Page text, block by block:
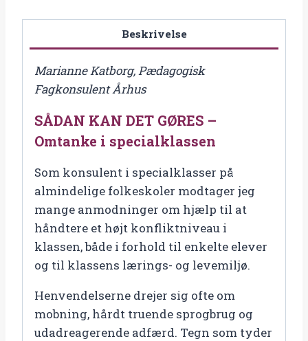
GØRES
Omtanke
specialklassen
antal
Beskrivelse
Marianne Katborg, Pædagogisk
Fagkonsulent Århus
SÅDAN KAN DET GØRES –
Omtanke i specialklassen
Som konsulent i specialklasser på
almindelige folkeskoler modtager jeg
mange anmodninger om hjælp til at
håndtere et højt konfliktniveau i
klassen, både i forhold til enkelte elever
og til klassens lærings- og levemiljø.
Henvendelserne drejer sig ofte om
mobning, hårdt truende sprogbrug og
udadreagerende adfærd. Tegn som tyder